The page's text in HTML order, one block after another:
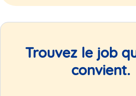
Trouvez le job
convient.